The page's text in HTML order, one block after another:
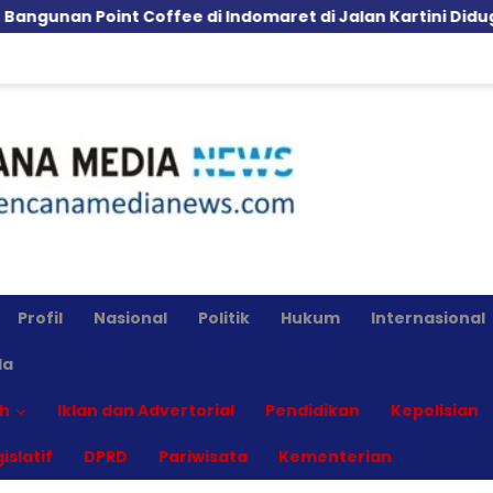
Point Coffee di Indomaret di Jalan Kartini Diduga
Profil Nasional Politik Hukum Internasional
Iklan dan Advertorial Pendidikan Kepolisian
DPRD Pariwisata Kementerian